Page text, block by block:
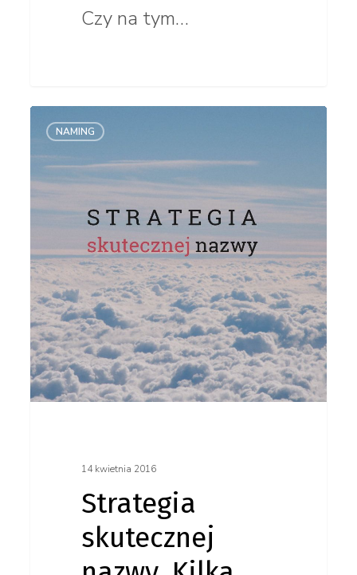
Czy na tym…
Strategia
skutecznej
nazwy.
praktycznych
rad.
NAMING
14 kwietnia 2016
Strategia
skutecznej